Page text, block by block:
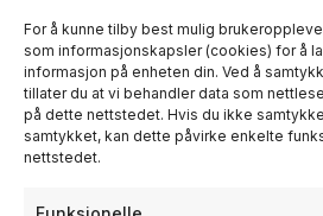
For å kunne tilby best mulig
som informasjonskapsler (cookies) for å
informasjon på enheten din. Ved å
tillater du at vi behandler data som
på dette nettstedet. Hvis du ikke
samtykket, kan dette påvirke enkelte
nettstedet.
BYUTVIKLING